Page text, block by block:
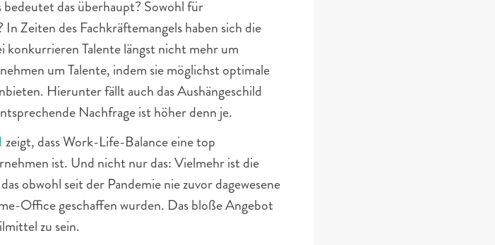
das überhaupt? Sowohl für
Zeiten des Fachkräftemangels haben sich die
Talente längst nicht mehr um
um Talente, indem sie möglichst optimale
Hierunter fällt auch das Aushängeschild
Nachfrage ist höher denn je.
zeigt, dass Work-Life-Balance eine top
ist. Und nicht nur das: Vielmehr ist die
obwohl seit der Pandemie nie zuvor dagewesene
Office geschaffen wurden. Das bloße Angebot
zu sein.